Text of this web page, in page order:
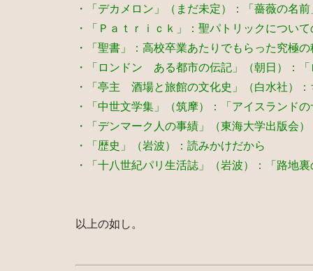
・「デカメロン」（まだ未定）：「薔薇の名
・「Ｐａｔｒｉｃｋ」：聖パトリックについ
・「聖書」：高校卒業あたりでもらった究極
・「ロンドン ある都市の伝記」（朝日）：「
・「亭主 酒場と旅館の文化史」（白水社）：
・「中世文学集」（筑摩）：「アイスランド
・「デンマーク人の事績」（東海大学出版会
・「歴史」（岩波）：読みかけだから
・「十八世紀パリ生活誌」（岩波）：「路地
以上の如し。